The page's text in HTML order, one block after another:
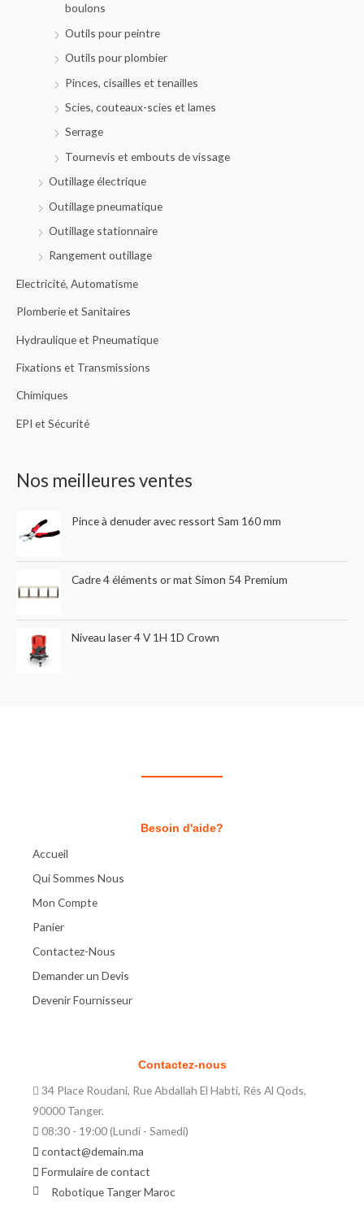
boulons
Outils pour peintre
Outils pour plombier
Pinces, cisailles et tenailles
Scies, couteaux-scies et lames
Serrage
Tournevis et embouts de vissage
Outillage électrique
Outillage pneumatique
Outillage stationnaire
Rangement outillage
Electricité, Automatisme
Plomberie et Sanitaires
Hydraulique et Pneumatique
Fixations et Transmissions
Chimiques
EPI et Sécurité
Nos meilleures ventes
Pince à denuder avec ressort Sam 160 mm
Cadre 4 éléments or mat Simon 54 Premium
Niveau laser 4 V 1H 1D Crown
Besoin d'aide?
Accueil
Qui Sommes Nous
Mon Compte
Panier
Contactez-Nous
Demander un Devis
Devenir Fournisseur
Contactez-nous
34 Place Roudani, Rue Abdallah El Habti, Rés Al Qods,
90000 Tanger.
08:30 - 19:00 (Lundi - Samedi)
contact@demain.ma
Formulaire de contact
Robotique Tanger Maroc